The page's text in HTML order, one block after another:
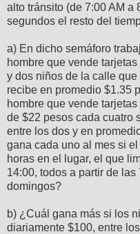
alto tránsito (de 7:00 AM a
segundos el resto del
a) En dicho semáforo
hombre que vende
y dos niños de la calle
recibe en promedio $1.35
hombre que vende
de $22 pesos cada cuatro
entre los dos y en
gana cada uno al mes si
horas en el lugar, el que
14:00, todos a partir de
domingos?
b) ¿Cuál gana más si los
diariamente $100, entre